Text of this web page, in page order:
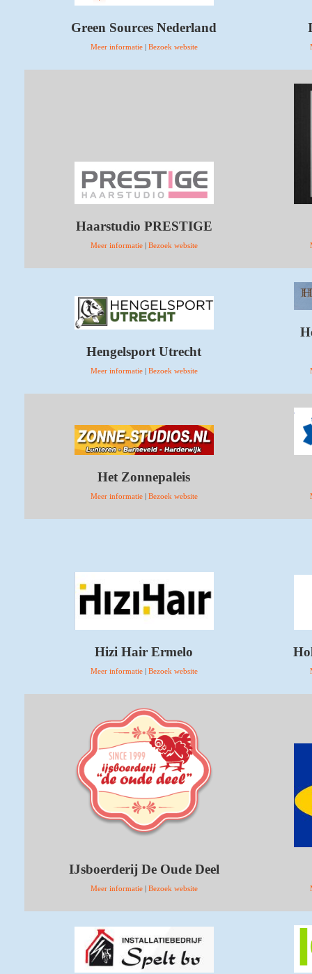
Green Sources Nederland
Meer informatie| Bezoek website
Haarstudio PRESTIGE
Meer informatie| Bezoek website
Hengelsport Utrecht
Meer informatie| Bezoek website
Het Zonnepaleis
Meer informatie| Bezoek website
Hizi Hair Ermelo
Meer informatie| Bezoek website
IJsboerderij De Oude Deel
Meer informatie| Bezoek website